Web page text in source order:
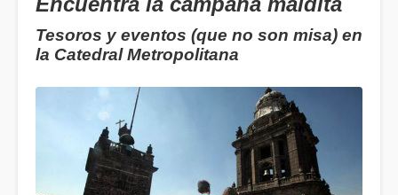
Tesoros y eventos (que no son misa) en
la Catedral Metropolitana